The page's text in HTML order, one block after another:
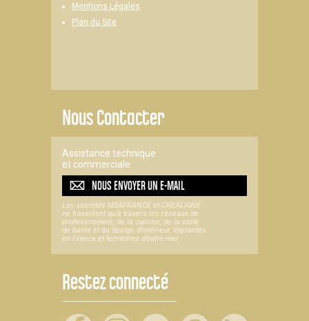
Mentions Légales
Plan du Site
Nous Contacter
Assistance technique
et commerciale
NOUS ENVOYER UNE-MAIL
Les sociétés MSAFRANCE et CREALIGNE
ne travaillent qu'à travers les réseaux de
professionnels, de la cuisine, de la salle
de bains et du design d'intérieur, implantés
en France et territoires d’outre-mer.
Restez connecté